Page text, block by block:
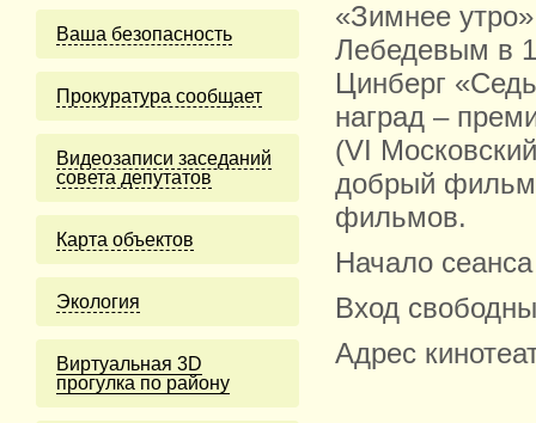
Ваша безопасность
Прокуратура сообщает
Видеозаписи заседаний
совета депутатов
Карта объектов
Экология
Виртуальная 3D
прогулка по району
«Зимнее
Лебедевым в
Цинберг
наград –
(VI
добрый
фильмов.
Начало
Вход
Адрес